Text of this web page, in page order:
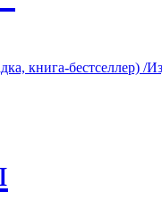
книга-бестселлер) /